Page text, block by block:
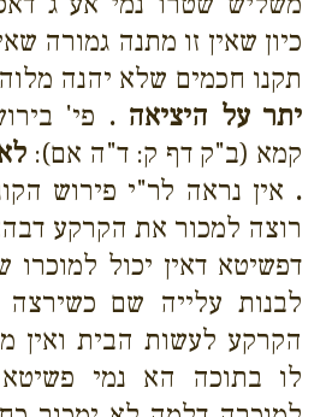
כיון שאין זו מתנה גמורה
תקנו חכמים שלא יהנה
יתר על היציאה . פי'
קמא (ב"ק דף ק: ד"ה אם):
. אין נראה לר"י פירוש
רוצה למכור את הקרקע
דפשיטא דאין יכול
לבנות עלייה שם כשירצה
הקרקע לעשות הבית ואין
לו בתוכה הא נמי פשיטא